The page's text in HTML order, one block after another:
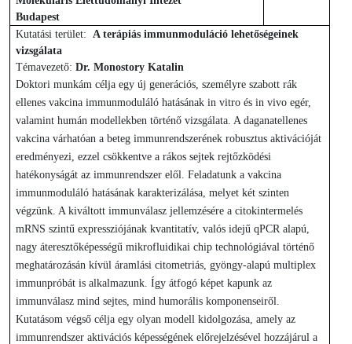
Budapest
Kutatási terület: A terápiás immunmoduláció lehetőségeinek
vizsgálata
Témavezető: Dr. Monostory Katalin
Doktori munkám célja egy új generációs, személyre szabott rák
ellenes vakcina immunmoduláló hatásának in vitro és in vivo egér,
valamint humán modellekben történő vizsgálata. A daganatellenes
vakcina várhatóan a beteg immunrendszerének robusztus aktivációját
eredményezi, ezzel csökkentve a rákos sejtek rejtőzködési
hatékonyságát az immunrendszer elől. Feladatunk a vakcina
immunmoduláló hatásának karakterizálása, melyet két szinten
végzünk. A kiváltott immunválasz jellemzésére a citokintermelés
mRNS szintű expressziójának kvantitatív, valós idejű qPCR alapú,
nagy áteresztőképességű mikrofluidikai chip technológiával történő
meghatározásán kívül áramlási citometriás, gyöngy-alapú multiplex
immunpróbát is alkalmazunk. Így átfogó képet kapunk az
immunválasz mind sejtes, mind humorális komponenseiről.
Kutatásom végső célja egy olyan modell kidolgozása, amely az
immunrendszer aktivációs képességének előrejelzésével hozzájárul a